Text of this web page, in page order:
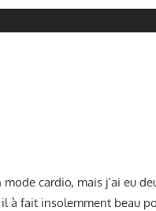
cardio, mais j’ai eu
à fait insolemment beau